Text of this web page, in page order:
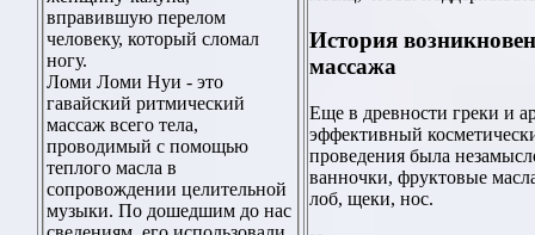
вправившую перелом
человеку, который сломал
ногу.
Ломи Ломи Нуи - это
гавайский ритмический
массаж всего тела,
проводимый с помощью
теплого масла в
сопровождении целительной
музыки. По дошедшим до нас
История
массажа
Еще в древности греки и
эффективный
проведения была
ванночки, фруктовые
лоб, щеки, нос.